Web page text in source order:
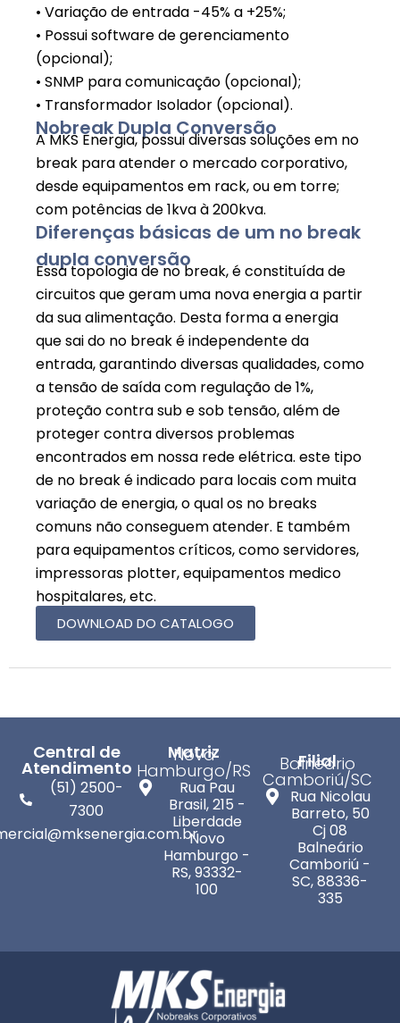
• Variação de entrada -45% a +25%;
• Possui software de gerenciamento
(opcional);
• SNMP para comunicação (opcional);
• Transformador Isolador (opcional).
Nobreak Dupla Conversão
A MKS Energia, possui diversas soluções em no
break para atender o mercado corporativo,
desde equipamentos em rack, ou em torre;
com potências de 1kva à 200kva.
Diferenças básicas de um no break
dupla conversão
Essa topologia de no break, é constituída de
circuitos que geram uma nova energia a partir
da sua alimentação. Desta forma a energia
que sai do no break é independente da
entrada, garantindo diversas qualidades, como
a tensão de saída com regulação de 1%,
proteção contra sub e sob tensão, além de
proteger contra diversos problemas
encontrados em nossa rede elétrica. este tipo
de no break é indicado para locais com muita
variação de energia, o qual os no breaks
comuns não conseguem atender. E também
para equipamentos críticos, como servidores,
impressoras plotter, equipamentos medico
hospitalares, etc.
DOWNLOAD DO CATALOGO
Central de
Atendimento
(51) 2500-
7300
Matriz
Nova
Hamburgo/RS
Rua Pau
Brasil, 215 -
Liberdade
Novo
Hamburgo -
RS, 93332-
100
Filial
Balneário
Camboriú/SC
Rua Nicolau
Barreto, 50
Cj 08
Balneário
Camboriú -
SC, 88336-
335